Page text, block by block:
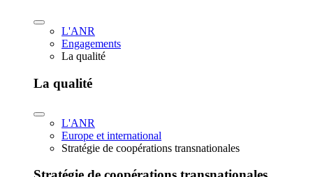
L'ANR
Engagements
La qualité
La qualité
L'ANR
Europe et international
Stratégie de coopérations transnationales